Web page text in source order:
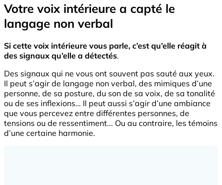
Votre voix intérieure a capté le
langage non verbal
Si cette voix intérieure vous parle, c’est qu’elle réagit à
des signaux qu’elle a détectés.
Des signaux qui ne vous ont souvent pas sauté aux yeux.
Il peut s’agir de langage non verbal, des mimiques d’une
personne, de sa posture, du son de sa voix, de sa tonalité
ou de ses inflexions… Il peut aussi s’agir d’une ambiance
que vous percevez entre différentes personnes, de
tensions ou de ressentiment... Ou au contraire, les témoins
d’une certaine harmonie.